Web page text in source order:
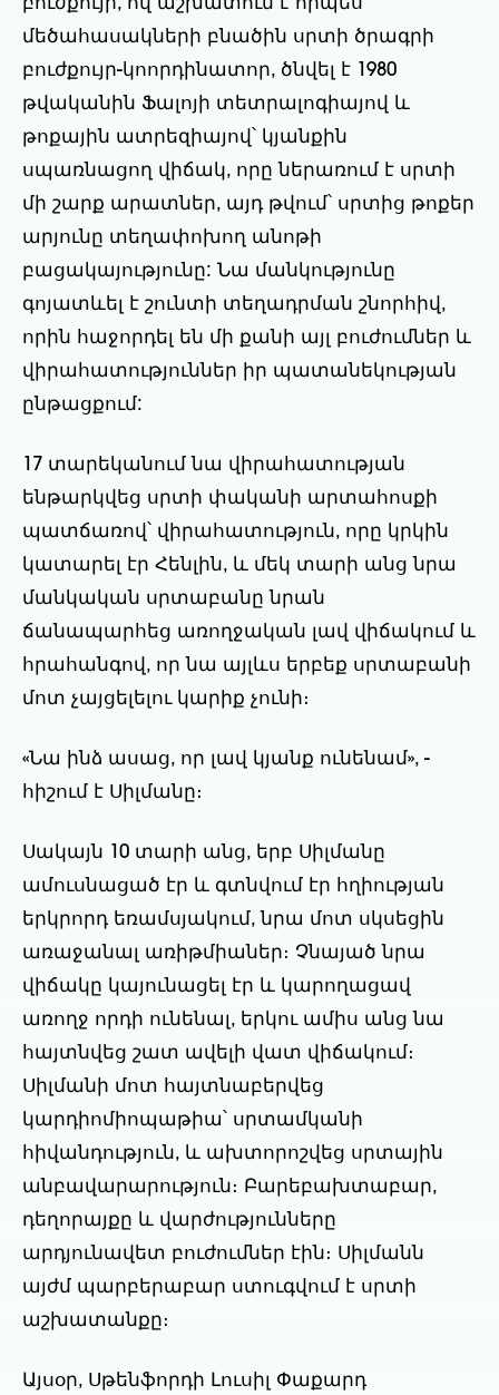
բուժքույր, ով աշխատում է որպես
մեծահասակների բնածին սրտի ծրագրի
բուժքույր-կոորդինատոր, ծնվել է 1980
թվականին Ֆալոյի տետրալոգիայով և
թոքային ատրեզիայով՝ կյանքին
սպառնացող վիճակ, որը ներառում է սրտի
մի շարք արատներ, այդ թվում՝ սրտից թոքեր
արյունը տեղափոխող անոթի
բացակայությունը: Նա մանկությունը
գոյատևել է շունտի տեղադրման շնորհիվ,
որին հաջորդել են մի քանի այլ բուժումներ և
վիրահատություններ իր պատանեկության
ընթացքում:
17 տարեկանում նա վիրահատության
ենթարկվեց սրտի փականի արտահոսքի
պատճառով՝ վիրահատություն, որը կրկին
կատարել էր Հենլին, և մեկ տարի անց նրա
մանկական սրտաբանը նրան
ճանապարհեց առողջական լավ վիճակում և
հրահանգով, որ նա այլևս երբեք սրտաբանի
մոտ չայցելելու կարիք չունի։
«Նա ինձ ասաց, որ լավ կյանք ունենամ», -
հիշում է Սիլմանը։
Սակայն 10 տարի անց, երբ Սիլմանը
ամուսնացած էր և գտնվում էր հղիության
երկրորդ եռամսյակում, նրա մոտ սկսեցին
առաջանալ առիթմիաներ։ Չնայած նրա
վիճակը կայունացել էր և կարողացավ
առողջ որդի ունենալ, երկու ամիս անց նա
հայտնվեց շատ ավելի վատ վիճակում։
Սիլմանի մոտ հայտնաբերվեց
կարդիոմիոպաթիա՝ սրտամկանի
հիվանդություն, և ախտորոշվեց սրտային
անբավարարություն։ Բարեբախտաբար,
դեղորայքը և վարժությունները
արդյունավետ բուժումներ էին։ Սիլմանն
այժմ պարբերաբար ստուգվում է սրտի
աշխատանքը։
Այսօր, Սթենֆորդի Լուսիլ Փաքարդ